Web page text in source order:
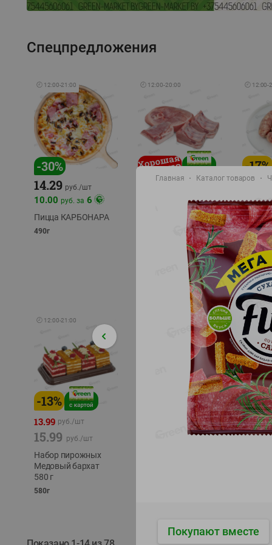
Спецпредложения
🕘 12:00-21:00
-30%
14.29 руб./шт
10.00 руб. за 6
Пицца КАРБОНАРА
490г
🕘 12:00-20:00
кг
полуфабрикат,
охлажденный 1 кг
фасовка: 1-2кг
🕘 12:00-
-17%
11.99
охлажд
🕘 12:00-21:00
-13%
13.99 руб./шт
15.99 руб./шт
Набор пирожных
Медовый бархат
580 г
580г
-24%
4.99
ТОФУ
Главная Каталог товаров
Покупают вместе